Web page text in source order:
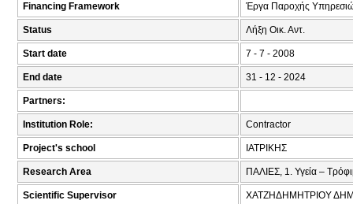
Financing Framework Έργα Παροχής
Status Λήξη Οικ. Αντ.
Start date 7 - 7 - 2008
End date 31 - 12 - 2024
Partners:
Institution Role: Contractor
Project's school ΙΑΤΡΙΚΗΣ
Research Area ΠΑΛΙΕΣ, 1. Υγεία –
Scientific Supervisor ΧΑΤΖΗΔΗΜΗΤΡΙΟΥ